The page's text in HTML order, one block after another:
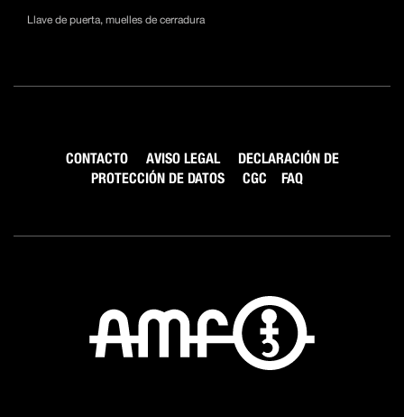
Llave de puerta, muelles de cerradura
CONTACTO AVISO LEGAL
DECLARACIÓN DE
PROTECCIÓN DE DATOS
CGC FAQ